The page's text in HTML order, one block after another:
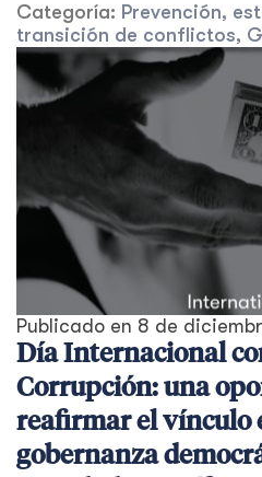
Categoría: Prevención,
transición de conflictos,
Publicado en 8 de
Día Internacional
Corrupción: una
reafirmar el vínculo
gobernanza